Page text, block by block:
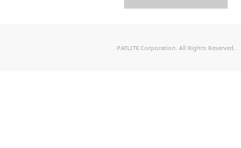
PATLITE Corporation. All Rights Reserved.